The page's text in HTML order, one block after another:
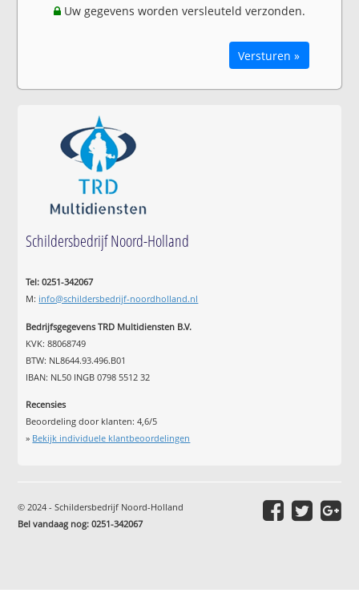
Uw gegevens worden versleuteld verzonden.
Versturen »
Schildersbedrijf Noord-Holland
Tel: 0251-342067
M: info@schildersbedrijf-noordholland.nl
Bedrijfsgegevens TRD Multidiensten B.V.
KVK: 88068749
BTW: NL8644.93.496.B01
IBAN: NL50 INGB 0798 5512 32
Recensies
Beoordeling door klanten:4,6/5
» Bekijk individuele klantbeoordelingen
© 2024 - Schildersbedrijf Noord-Holland
Bel vandaag nog: 0251-342067